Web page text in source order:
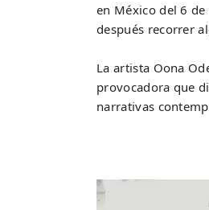
en México del 6
después recorrer
La artista Oona
provocadora que
narrativas